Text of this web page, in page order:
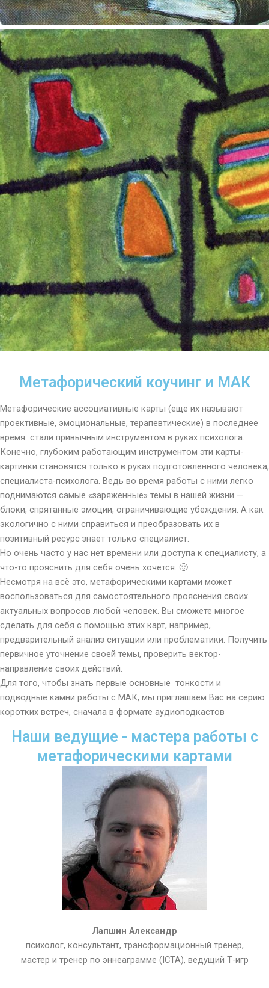
Метафорический коучинг и МАК
Метафорические ассоциативные карты (еще их называют
проективные, эмоциональные, терапевтические) в последнее
время стали привычным инструментом в руках психолога.
Конечно, глубоким работающим инструментом эти карты-
картинки становятся только в руках подготовленного человека,
специалиста-психолога. Ведь во время работы с ними легко
поднимаются самые «заряженные» темы в нашей жизни —
блоки, спрятанные эмоции, ограничивающие убеждения. А как
экологично с ними справиться и преобразовать их в
позитивный ресурс знает только специалист.
Но очень часто у нас нет времени или доступа к специалисту, а
что-то прояснить для себя очень хочется. 🙂
Несмотря на всё это, метафорическими картами может
воспользоваться для самостоятельного прояснения своих
актуальных вопросов любой человек. Вы сможете многое
сделать для себя с помощью этих карт, например,
предварительный анализ ситуации или проблематики. Получить
первичное уточнение своей темы, проверить вектор-
направление своих действий.
Для того, чтобы знать первые основные тонкости и
подводные камни работы с МАК, мы приглашаем Вас на серию
коротких встреч, сначала в формате аудиоподкастов
Наши ведущие - мастера работы с
метафорическими картами
Лапшин Александр
психолог, консультант, трансформационный тренер,
мастер и тренер по эннеаграмме (ICTA), ведущий Т-игр